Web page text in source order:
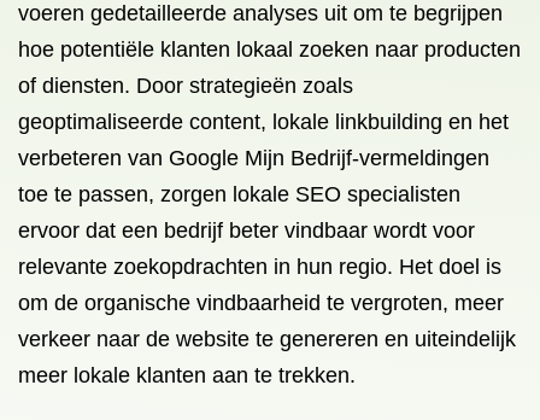
voeren gedetailleerde analyses uit om te begrijpen
hoe potentiële klanten lokaal zoeken naar producten
of diensten. Door strategieën zoals
geoptimaliseerde content, lokale linkbuilding en het
verbeteren van Google Mijn Bedrijf-vermeldingen
toe te passen, zorgen lokale SEO specialisten
ervoor dat een bedrijf beter vindbaar wordt voor
relevante zoekopdrachten in hun regio. Het doel is
om de organische vindbaarheid te vergroten, meer
verkeer naar de website te genereren en uiteindelijk
meer lokale klanten aan te trekken.